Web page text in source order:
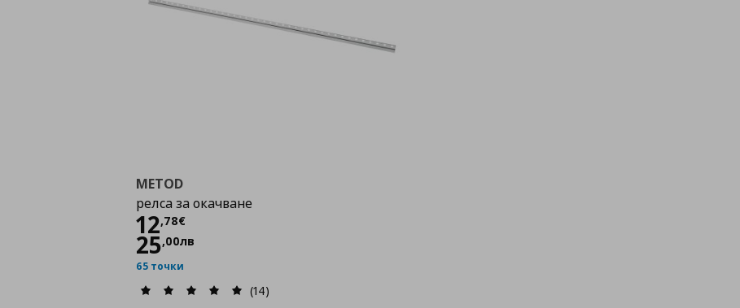
METOD
релса за окачване
12,78€
Цена
25,00лв
65 точки
(14)